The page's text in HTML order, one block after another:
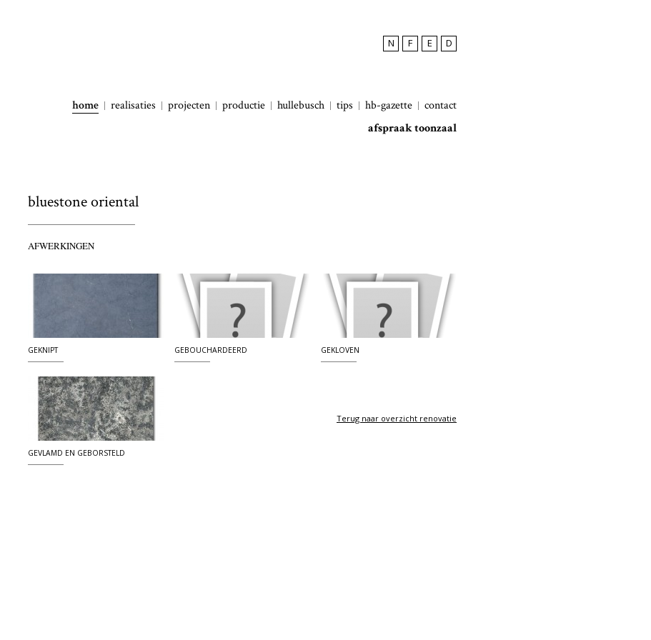
N F E D
home realisaties projecten productie hullebusch tips hb-gazette
contact
afspraak toonzaal
bluestone oriental
AFWERKINGEN
GEKNIPT GEBOUCHARDEERD GEKLOVEN
GEVLAMD EN GEBORSTELD
Terug naar overzicht renovatie